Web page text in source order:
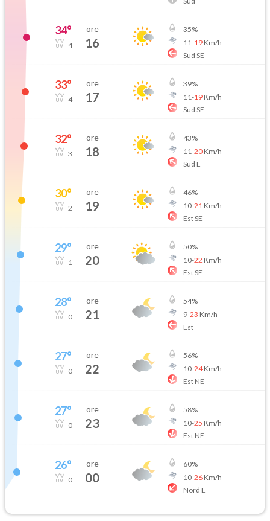
34°
4
ore
16
35%
11-19Km/h
Sud SE
33°
4
ore
17
39%
11-19Km/h
Sud SE
32°
3
ore
18
43%
11-20Km/h
Sud E
30°
2
ore
19
46%
10-21 Km/h
Est SE
29°
1
ore
20
50%
10-22 Km/h
Est SE
28°
0
ore
21
54%
9-23 Km/h
Est
27°
0
ore
22
56%
10-24Km/h
Est NE
27°
0
ore
23
58%
10-25 Km/h
Est NE
26°
0
ore
00
60%
10-26Km/h
Nord E